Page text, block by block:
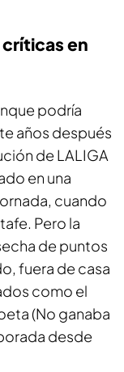
en
podría
años después
de LALIGA
en una
cuando
Pero la
de puntos
fuera de casa
como el
(No ganaba
desde